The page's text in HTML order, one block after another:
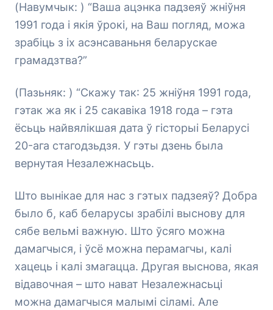
(Навумчык: ) “Ваша ацэнка падзеяў жніўня
1991 года і якія ўрокі, на Ваш погляд, можа
зрабіць з іх асэнсаваньня беларускае
грамадзтва?”
(Пазьняк: ) “Скажу так: 25 жніўня 1991 года,
гэтак жа як і 25 сакавіка 1918 года – гэта
ёсьць найвялікшая дата ў гісторыі Беларусі
20-ага стагодзьдзя. У гэты дзень была
вернутая Незалежнасьць.
Што вынікае для нас з гэтых падзеяў? Добра
было б, каб беларусы зрабілі выснову для
сябе вельмі важную. Што ўсяго можна
дамагчыся, і ўсё можна перамагчы, калі
хацець і калі змагацца. Другая выснова, якая
відавочная – што нават Незалежнасьці
можна дамагчыся малымі сіламі. Але